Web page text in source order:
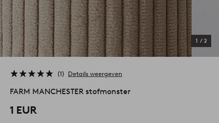
1 / 2
1 Details weergeven
FARM MANCHESTER stofmonster
1 EUR